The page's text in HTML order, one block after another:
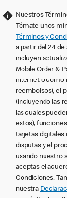
Nuestros
Tómate unos
Términos y
a partir del 24 de
incluyen
Mobile Order &
internet o como
reembolsos), el
(incluyendo las
las cuales
estos),
tarjetas digitales
disputas y el
usando nuestro
aceptas el
Condiciones.
nuestra